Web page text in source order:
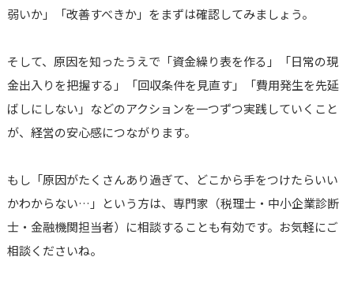
弱いか」「改善すべきか」をまずは確認してみましょう。
そして、原因を知ったうえで「資金繰り表を作る」「日常の現
金出入りを把握する」「回収条件を見直す」「費用発生を先延
ばしにしない」などのアクションを一つずつ実践していくこと
が、経営の安心感につながります。
もし「原因がたくさんあり過ぎて、どこから手をつけたらいい
かわからない…」という方は、専門家（税理士・中小企業診断
士・金融機関担当者）に相談することも有効です。お気軽にご
相談くださいね。